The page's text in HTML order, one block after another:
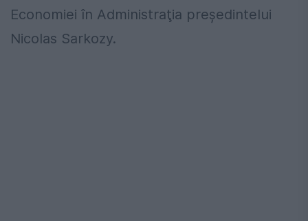
Economiei în Administraţia preşedintelui
Nicolas Sarkozy.